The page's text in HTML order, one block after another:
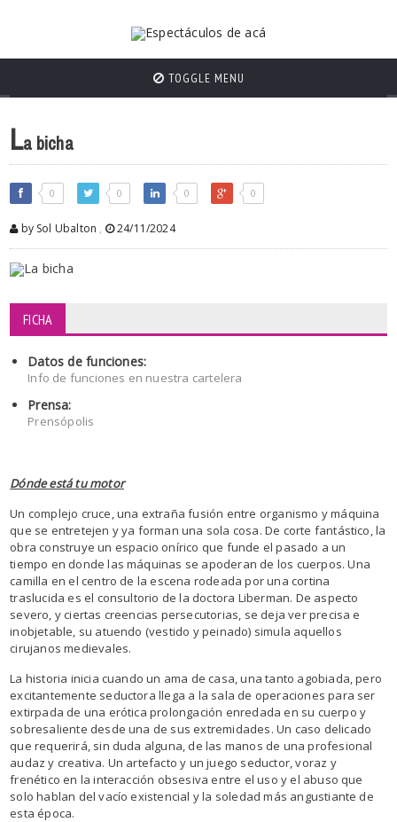
TOGGLE MENU
La bicha
0 0 0 0
by Sol Ubalton , 24/11/2024
FICHA
Datos de funciones:
Info de funciones en nuestra cartelera
Prensa:
Prensópolis
Dónde está tu motor
Un complejo cruce, una extraña fusión entre organismo y máquina
que se entretejen y ya forman una sola cosa. De corte fantástico, la
obra construye un espacio onírico que funde el pasado a un
tiempo en donde las máquinas se apoderan de los cuerpos. Una
camilla en el centro de la escena rodeada por una cortina
traslucida es el consultorio de la doctora Liberman. De aspecto
severo, y ciertas creencias persecutorias, se deja ver precisa e
inobjetable, su atuendo (vestido y peinado) simula aquellos
cirujanos medievales.
La historia inicia cuando un ama de casa, una tanto agobiada, pero
excitantemente seductora llega a la sala de operaciones para ser
extirpada de una erótica prolongación enredada en su cuerpo y
sobresaliente desde una de sus extremidades. Un caso delicado
que requerirá, sin duda alguna, de las manos de una profesional
audaz y creativa. Un artefacto y un juego seductor, voraz y
frenético en la interacción obsesiva entre el uso y el abuso que
solo hablan del vacío existencial y la soledad más angustiante de
esta época.